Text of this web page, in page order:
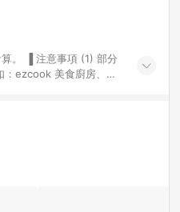
：ezcook 美食廚房、樂
準。 (6) 導購訂